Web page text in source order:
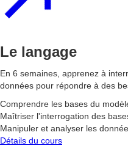
Le langage
En 6 semaines, apprenez à
données pour répondre à des
Comprendre les bases du
Maîtriser l'interrogation des
Manipuler et analyser les
Détails du cours